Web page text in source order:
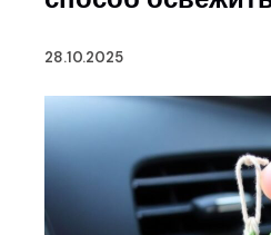
28.10.2025